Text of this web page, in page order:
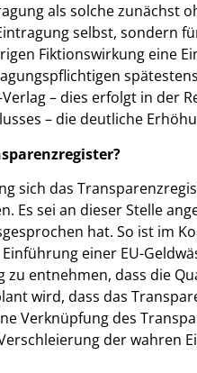
als solche zunächst
selbst, sondern
Fiktionswirkung eine
– dies erfolgt in der
– die deutliche
sich das
Es sei an dieser Stelle
hat. So ist im
einer EU-
zu entnehmen, dass die
wird, dass das
Verknüpfung des
der wahren